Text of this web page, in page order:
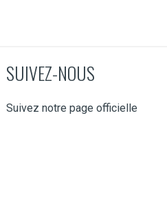
SUIVEZ-NOUS
Suivez notre page officielle